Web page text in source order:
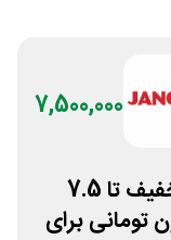
7,500,000
کد تخفیف تا 7.5
تومانی برای